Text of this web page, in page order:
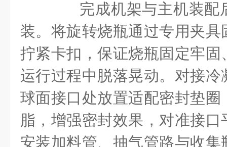
完成机架与主机装配
装。将旋转烧瓶通过专用夹
拧紧卡扣，保证烧瓶固定牢
运行过程中脱落晃动。对接
球面接口处放置适配密封垫
脂，增强密封效果，对准接
安装加料管、抽气管路与收